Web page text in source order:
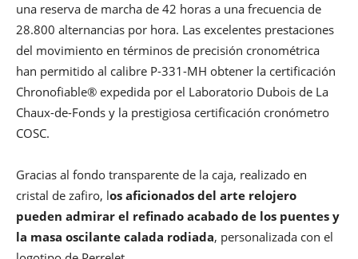
una reserva de marcha de 42 horas a una frecuencia de
28.800 alternancias por hora. Las excelentes prestaciones
del movimiento en términos de precisión cronométrica
han permitido al calibre P-331-MH obtener la certificación
Chronofiable® expedida por el Laboratorio Dubois de La
Chaux-de-Fonds y la prestigiosa certificación cronómetro
COSC.
Gracias al fondo transparente de la caja, realizado en
cristal de zafiro, los aficionados del arte relojero
pueden admirar el refinado acabado de los puentes y
la masa oscilante calada rodiada, personalizada con el